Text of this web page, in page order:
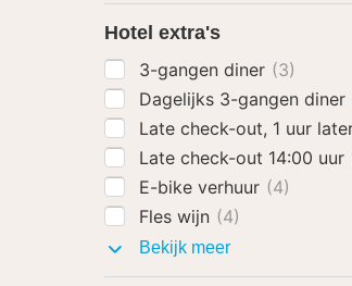
Hotel extra's
3-gangen diner (3)
Dagelijks 3-gangen diner
Late check-out, 1 uur
Late check-out 14:00 uur
E-bike verhuur (4)
Fles wijn (4)
Bekijk meerHotel